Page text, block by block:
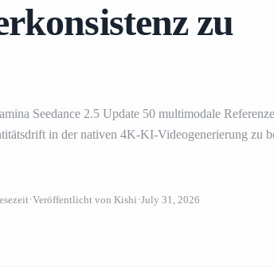
zu
Seedance 2.5 Update 50 multimodale
in der nativen 4K-KI-Videogenerierung zu
Veröffentlicht von Kishi July 31, 2026